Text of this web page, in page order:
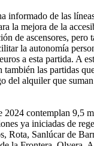
informado de las
la mejora de la
de ascensores, pero
la autonomía
a esta partida. A
también las partidas
del alquiler que
2024 contemplan 9,5
ya iniciadas de
Rota, Sanlúcar de